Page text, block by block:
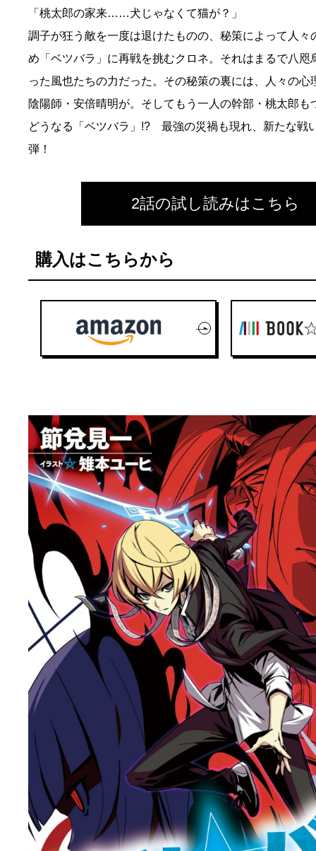
「桃太郎の家来……犬じゃなくて猫が？」
調子が狂う敵を一度は退けたものの、秘策によって人々
め「ベツバラ」に再戦を挑むクロネ。それはまるで八咫
った風也たちの力だった。その秘策の裏には、人々の心
陰陽師・安倍晴明が。そしてもう一人の幹部・桃太郎
どうなる「ベツバラ」!? 最強の災禍も現れ、新たな戦
弾！
2話の試し読みはこちら
購入はこちらから